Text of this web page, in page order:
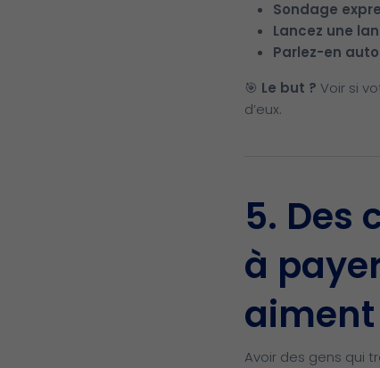
Sondage
Lancez une
Parlez-en
🎯 Le but ? Voir si
d’eux.
5. Des
à
aiment
Avoir des gens qui